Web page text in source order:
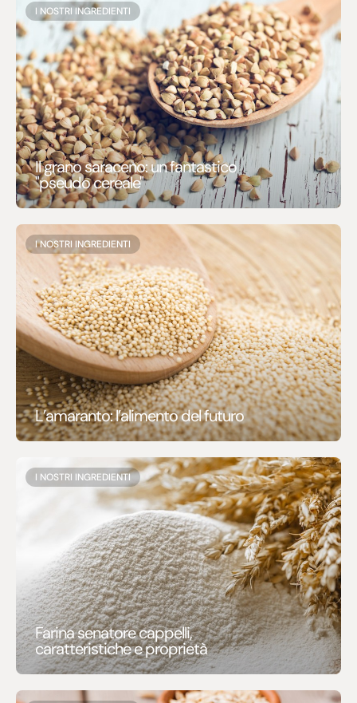
I NOSTRI INGREDIENTI
Il grano saraceno: un fantastico
"pseudo cereale"
I NOSTRI INGREDIENTI
L’amaranto: l’alimento del futuro
I NOSTRI INGREDIENTI
Farina senatore cappelli,
caratteristiche e proprietà